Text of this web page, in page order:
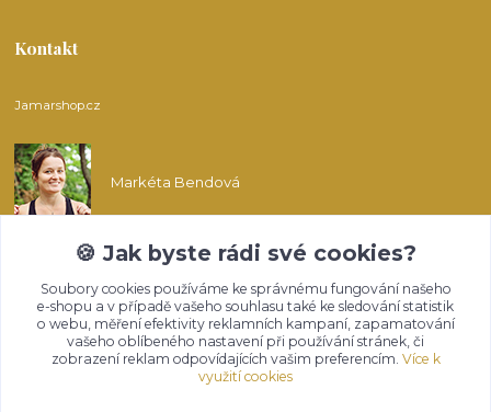
Kontakt
Jamarshop.cz
Markéta Bendová
info@jamarshop.cz
🍪 Jak byste rádi své cookies?
Soubory cookies používáme ke správnému fungování našeho
e-shopu a v případě vašeho souhlasu také ke sledování statistik
o webu, měření efektivity reklamních kampaní, zapamatování
vašeho oblíbeného nastavení při používání stránek, či
zobrazení reklam odpovídajících vašim preferencím. Více k
využití cookies